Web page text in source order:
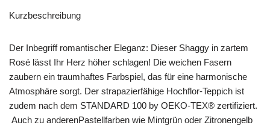
Kurzbeschreibung
Der Inbegriff romantischer Eleganz: Dieser Shaggy in zartem
Rosé lässt Ihr Herz höher schlagen! Die weichen Fasern
zaubern ein traumhaftes Farbspiel, das für eine harmonische
Atmosphäre sorgt. Der strapazierfähige Hochflor-Teppich ist
zudem nach dem STANDARD 100 by OEKO-TEX® zertifiziert.
Auch zu anderenPastellfarben wie Mintgrün oder Zitronengelb